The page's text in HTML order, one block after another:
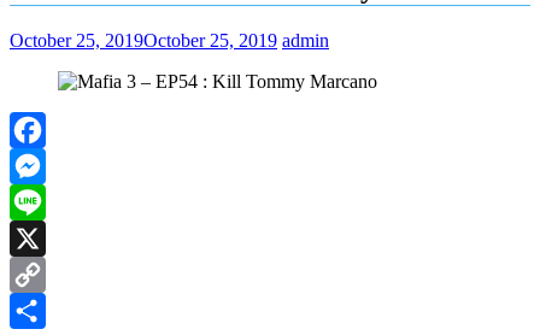
October 25, 2019October 25, 2019 admin
Facebook
Messenger
Line
X
Copy